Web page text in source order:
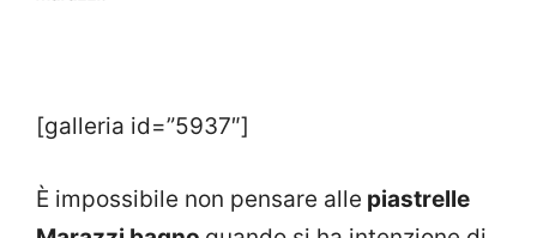
[galleria id=”5937″]
È impossibile non pensare alle piastrelle